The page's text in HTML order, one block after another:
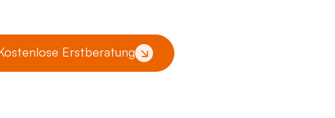
Erstberatung